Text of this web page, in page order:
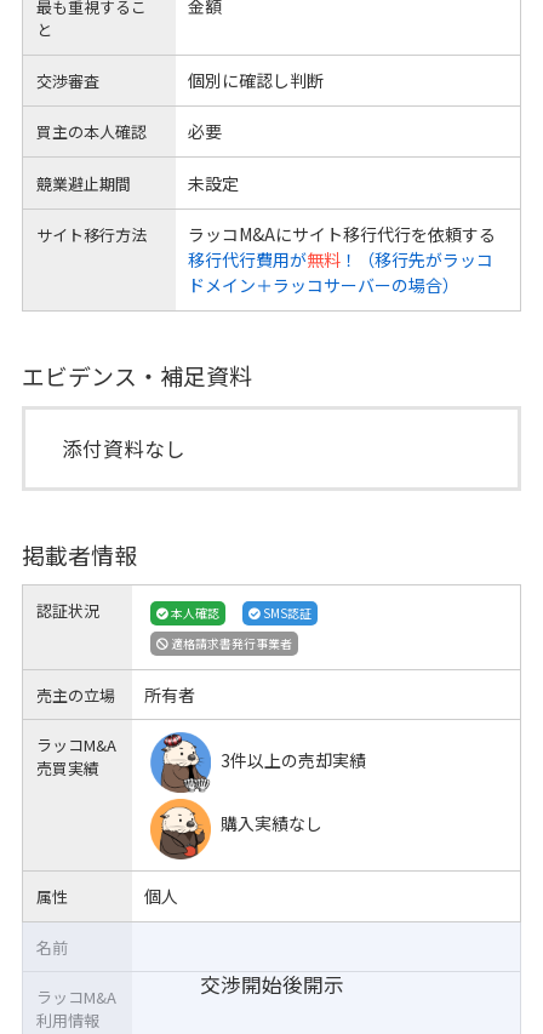
最も重視するこ
と
金額
交渉審査 個別に確認し判断
買主の本人確認 必要
競業避止期間 未設定
サイト移行方法
ラッコM&Aにサイト移行代行を依頼する
移行代行費用が無料！（移行先がラッコ
ドメイン＋ラッコサーバーの場合）
エビデンス・補足資料
添付資料なし
掲載者情報
認証状況 本人確認
SMS認証
適格請求書発行事業者
売主の立場 所有者
ラッコM&A
売買実績
3件以上の売却実績
購入実績なし
属性 個人
交渉開始後開示
名前
ラッコM&A
利用情報